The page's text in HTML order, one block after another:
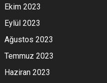
Ekim 2023
Eylül 2023
Ağustos 2023
Temmuz 2023
Haziran 2023